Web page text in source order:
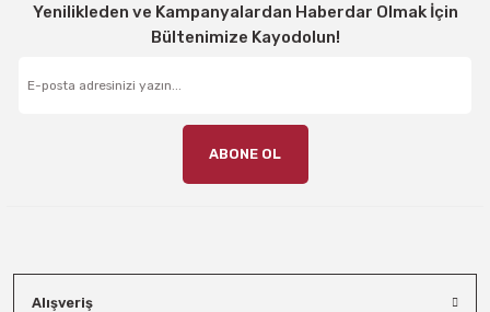
Yenilikleden ve Kampanyalardan Haberdar Olmak İçin
Bültenimize Kayodolun!
ABONE OL
Alışveriş